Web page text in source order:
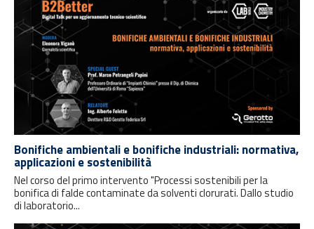
Bonifiche ambientali e bonifiche industriali: normativa,
applicazioni e sostenibilità
Nel corso del primo intervento "Processi sostenibili per la
bonifica di falde contaminate da solventi clorurati. Dallo studio
di laboratorio...